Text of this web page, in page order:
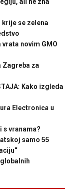
krije se zelena
vrata novim GMO
Zagreba za
Kako izgleda
Electronica u
s vranama?
samo 55
globalnih